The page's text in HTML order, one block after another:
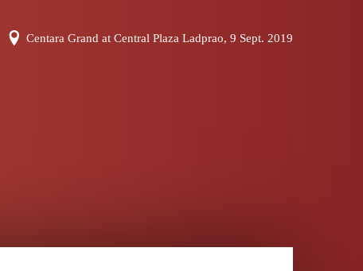
Centara Grand at Central Plaza Ladprao, 9 Sept. 2019